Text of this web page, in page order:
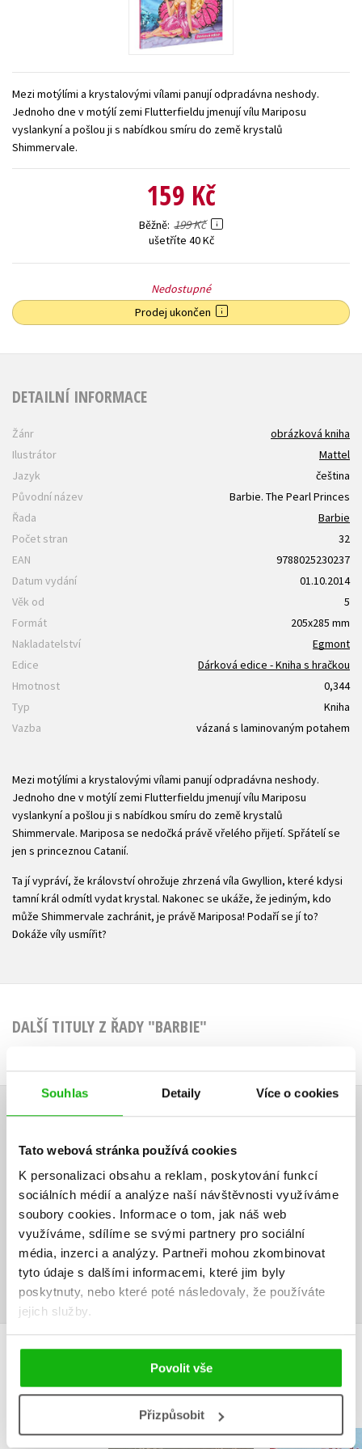
Souhlas Detaily Více o cookies
Tato webová stránka používá cookies
K personalizaci obsahu a reklam, poskytování funkcí
sociálních médií a analýze naší návštěvnosti využíváme
soubory cookies. Informace o tom, jak náš web
využíváme, sdílíme se svými partnery pro sociální
média, inzerci a analýzy. Partneři mohou zkombinovat
tyto údaje s dalšími informacemi, které jim byly
poskytnuty, nebo které poté následovaly, že používáte
jejich služby.
Povolit vše
Přizpůsobit
Zahraniční literatura
Mezi motýlími a krystalovými vílami panují odpradávna neshody.
Jednoho dne v motýlí zemi Flutterfieldu jmenují vílu Mariposu
vyslankyní a pošlou ji s nabídkou smíru do země krystalů
Shimmervale.
159 Kč
Běžně 199 Kč
ušetříte 40 Kč
Nedostupné
Prodej ukončen
DETAILNÍ INFORMACE
Žánr
obrázková kniha
Ilustrátor
Mattel
Jazyk
čeština
Původní název
Barbie. The Pearl Princes
Řada
Barbie
Počet stran
32
EAN
9788025230237
Datum vydání
01.10.2014
Věk od
5
Formát
205x285 mm
Nakladatelství
Egmont
Edice
Dárková edice - Kniha s hračkou
Hmotnost
0,344
Typ
Kniha
Vazba
vázaná s laminovaným potahem
Mezi motýlími a krystalovými vílami panují odpradávna neshody.
Jednoho dne v motýlí zemi Flutterfieldu jmenují vílu Mariposu
vyslankyní a pošlou ji s nabídkou smíru do země krystalů
Shimmervale. Mariposa se nedočká právě vřelého přijetí. Spřátelí se
jen s princeznou Catanií.
Ta jí vypráví, že království ohrožuje zhrzená víla Gwyllion, které kdysi
tamní král odmítl vydat krystal. Nakonec se ukáže, že jediným, kdo
může Shimmervale zachránit, je právě Mariposa! Podaří se jí to?
Dokáže víly usmířit?
DALŠÍ TITULY Z ŘADY "BARBIE"
Vaše hodnocení
Uživatelskou recenzi mohou vkládat pouze registrovaní uživatelé
Přihlásit
MOHLO BY VÁS TAKÉ ZAJÍMAT